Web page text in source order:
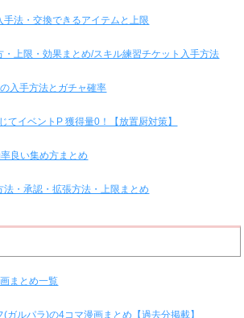
手法・交換できるアイテムと上限
・上限・効果まとめ/スキル練習チケット入手方法
入手方法とガチャ確率
てイベントP 獲得量0！【放置厨対策】
良い集め方まとめ
法・承認・拡張方法・上限まとめ
まとめ一覧
ガルパラ)の4コマ漫画まとめ【過去分掲載】